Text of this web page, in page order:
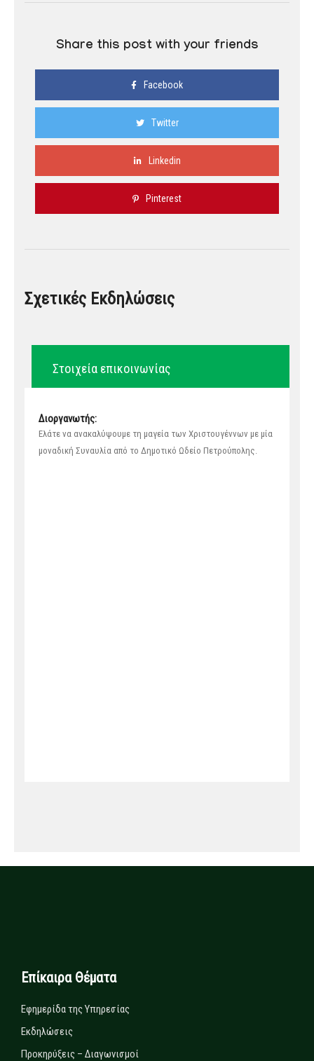
Share this post with your friends
Facebook
Twitter
Linkedin
Pinterest
Σχετικές Εκδηλώσεις
Στοιχεία επικοινωνίας
Διοργανωτής:
Ελάτε να ανακαλύψουμε τη μαγεία των Χριστουγέννων με μία
μοναδική Συναυλία από το Δημοτικό Ωδείο Πετρούπολης.
Επίκαιρα Θέματα
Εφημερίδα της Υπηρεσίας
Εκδηλώσεις
Προκηρύξεις – Διαγωνισμοί